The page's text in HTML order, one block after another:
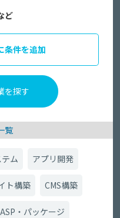
ど
条件を追加
覧
ム アプリ開発
ト構築 CMS構築
ASP・パッケージ